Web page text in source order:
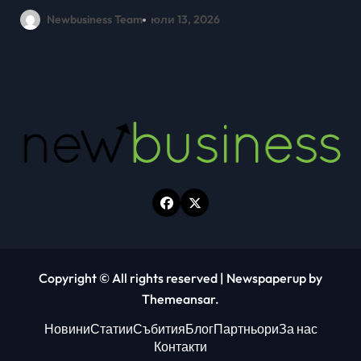
млади хора на SOFIA UP
Newbusiness Team юни 26, 2026
Copyright © All rights reserved | Newspaperup by
Themeansar.
НовиниСтатииСъбитияБлогПартньориЗа нас
Контакти